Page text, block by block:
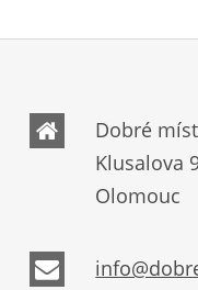
Dobré
Klusalova
Olomouc